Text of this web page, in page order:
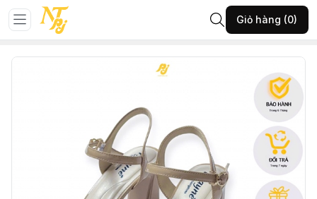
Giỏ hàng (0)
Trang chủ
252-THGA-DA-39-(10051SD290T1125)